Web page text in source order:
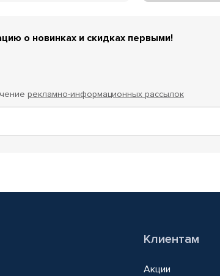
о новинках и скидках первыми!
рекламно-информационных рассылок
Клиентам
Акции